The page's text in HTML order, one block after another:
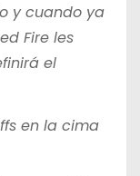
y cuando ya
Fire les
el
en la cima